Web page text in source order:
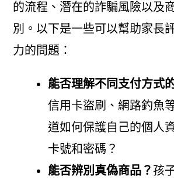
的流程、潛在的詐騙風險以及
別。以下是一些可以幫助家長
力的問題：
能否理解不同支付方式
信用卡盜刷、網路釣魚
道如何保護自己的個人
卡號和密碼？
能否辨別真偽商品？孩